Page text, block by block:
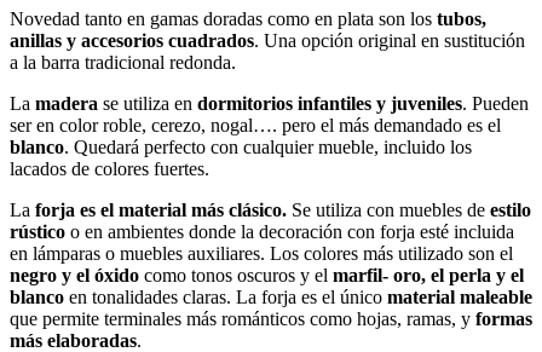
Novedad tanto en gamas doradas como en plata son los tubos,
anillas y accesorios cuadrados. Una opción original en sustitución
a la barra tradicional redonda.
La madera se utiliza en dormitorios infantiles y juveniles. Pueden
ser en color roble, cerezo, nogal…. pero el más demandado es el
blanco. Quedará perfecto con cualquier mueble, incluido los
lacados de colores fuertes.
La forja es el material más clásico. Se utiliza con muebles de estilo
rústico o en ambientes donde la decoración con forja esté incluida
en lámparas o muebles auxiliares. Los colores más utilizado son el
negro y el óxido como tonos oscuros y el marfil- oro, el perla y el
blanco en tonalidades claras. La forja es el único material maleable
que permite terminales más románticos como hojas, ramas, y formas
más elaboradas.